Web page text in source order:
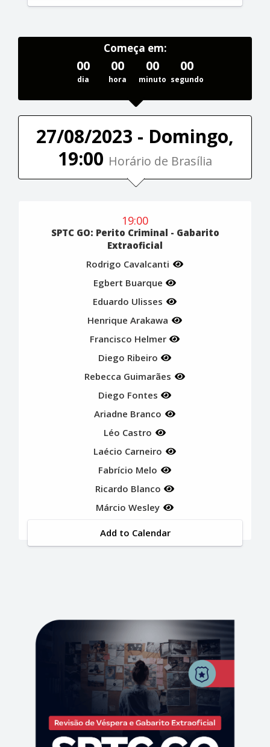
Começa em:
00
dia
00
hora
00
minuto
00
segundo
27/08/2023 - Domingo,
19:00 Horário de Brasília
19:00
SPTC GO: Perito Criminal - Gabarito
Extraoficial
Rodrigo Cavalcanti
Egbert Buarque
Eduardo Ulisses
Henrique Arakawa
Francisco Helmer
Diego Ribeiro
Rebecca Guimarães
Diego Fontes
Ariadne Branco
Léo Castro
Laécio Carneiro
Fabrício Melo
Ricardo Blanco
Márcio Wesley
Add to Calendar